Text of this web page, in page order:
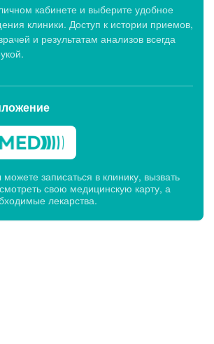
кабинете и выберите удобное
клиники. Доступ к истории приемов,
и результатам анализов всегда
записаться в клинику, вызвать
свою медицинскую карту, а
лекарства.